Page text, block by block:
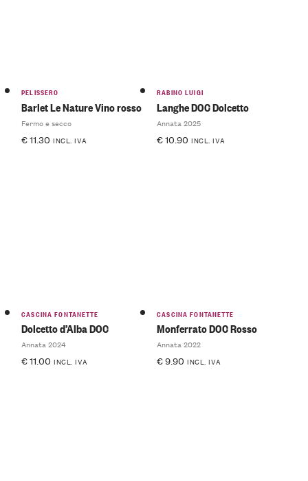
PELISSERO
Barlet Le Nature Vino rosso
Fermo e secco
€11.30 INCL. IVA
RABINO LUIGI
Langhe DOC Dolcetto
Annata 2025
€10.90 INCL. IVA
CASCINA FONTANETTE
Dolcetto d’Alba DOC
Annata 2024
€11.00 INCL. IVA
CASCINA FONTANETTE
Monferrato DOC Rosso
Annata 2022
€9.90 INCL. IVA